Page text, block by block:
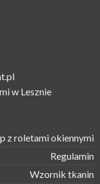
w Lesznie
z roletami okiennymi
Regulamin
Wzornik tkanin